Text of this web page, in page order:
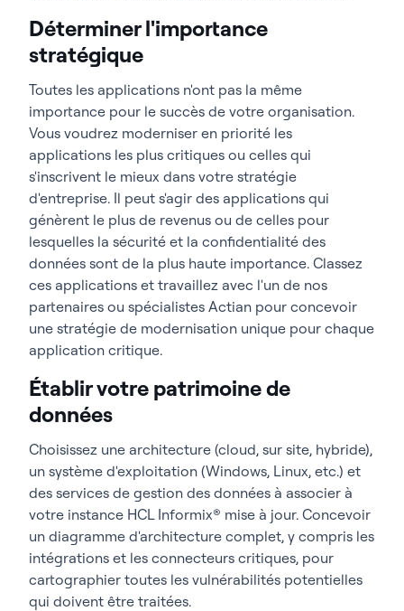
Déterminer l'importance
stratégique
Toutes les applications n'ont pas la même
importance pour le succès de votre organisation.
Vous voudrez moderniser en priorité les
applications les plus critiques ou celles qui
s'inscrivent le mieux dans votre stratégie
d'entreprise. Il peut s'agir des applications qui
génèrent le plus de revenus ou de celles pour
lesquelles la sécurité et la confidentialité des
données sont de la plus haute importance. Classez
ces applications et travaillez avec l'un de nos
partenaires ou spécialistes Actian pour concevoir
une stratégie de modernisation unique pour chaque
application critique.
Établir votre patrimoine de
données
Choisissez une architecture (cloud, sur site, hybride),
un système d'exploitation (Windows, Linux, etc.) et
des services de gestion des données à associer à
votre instance HCL Informix® mise à jour. Concevoir
un diagramme d'architecture complet, y compris les
intégrations et les connecteurs critiques, pour
cartographier toutes les vulnérabilités potentielles
qui doivent être traitées.